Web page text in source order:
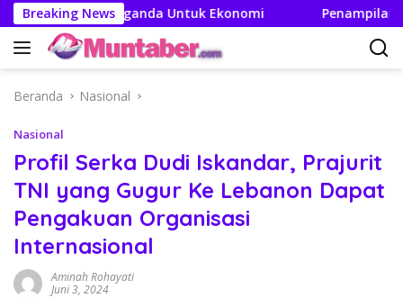
Langsung
ke
konten
Breaking News
Efek Berganda Untuk Ekonomi Penampilan dan
Beranda Nasional
Nasional
Profil Serka Dudi Iskandar, Prajurit
TNI yang Gugur Ke Lebanon Dapat
Pengakuan Organisasi
Internasional
Aminah Rohayati
Juni 3, 2024